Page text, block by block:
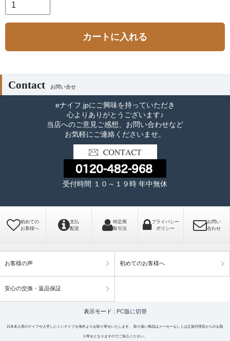
カートに入れる
Contact お問い合せ
eナイフ.jpにご興味を持っていただき
心よりありがとうございます♪
当店へのご意見ご感想、お問い合わせなど
お気軽にご連絡くださいませ。
受付時間 １０～１９時 年中無休
初めての
お客様へ
支払
配送
特定商
取引法
プライバシー
ポリシー
お問い
合わせ
お客様の声 初めてのお客様へ
安心の交換・返品保証
表示モード : PC版に切替
日本未入荷のナイフや入手しにくいナイフを海外よりお取り寄せいたします。 取り扱い商品はメーカーもしくは正規代理店からのお取
り寄せとなりますのでご安心ください。